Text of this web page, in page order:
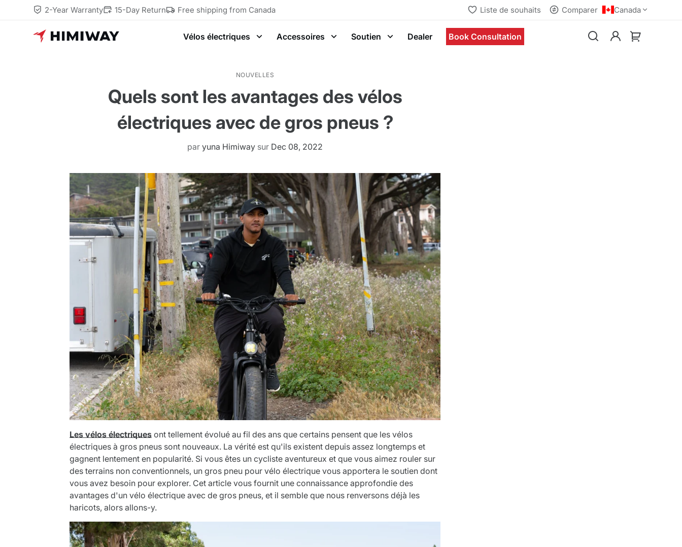
2-Year Warranty 15-Day Return Free shipping from Canada Liste de souhaits Comparer Canada
Vélos électriques Accessoires Soutien Dealer Book Consultation
NOUVELLES
Quels sont les avantages des vélos
électriques avec de gros pneus ?
par yuna Himiway sur Dec 08, 2022
Les vélos électriques ont tellement évolué au fil des ans que certains pensent que les vélos
électriques à gros pneus sont nouveaux. La vérité est qu'ils existent depuis assez longtemps et
gagnent lentement en popularité. Si vous êtes un cycliste aventureux et que vous aimez rouler sur
des terrains non conventionnels, un gros pneu pour vélo électrique vous apportera le soutien dont
vous avez besoin pour explorer. Cet article vous fournit une connaissance approfondie des
avantages d'un vélo électrique avec de gros pneus, et il semble que nous renversons déjà les
haricots, alors allons-y.